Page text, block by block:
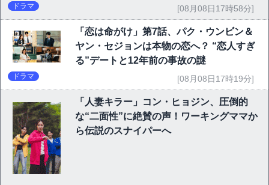
ドラマ [08月08日17時58分]
「恋は命がけ」第7話、パク・ウンビン＆
ヤン・セジョンは本物の恋へ？ “恋人すぎ
る”デートと12年前の事故の謎
ドラマ [08月08日17時19分]
「人妻キラー」コン・ヒョジン、圧倒的
な“二面性”に絶賛の声！ワーキングママか
ら伝説のスナイパーへ